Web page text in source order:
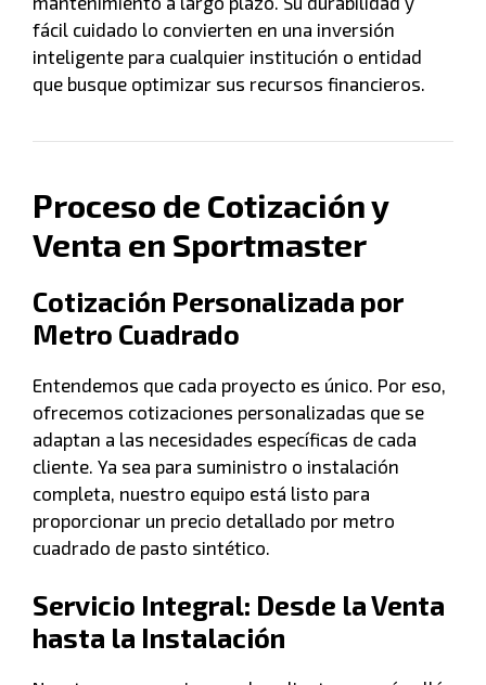
fácil cuidado lo convierten en una inversión
inteligente para cualquier institución o entidad
que busque optimizar sus recursos financieros.
Proceso de Cotización y
Venta en Sportmaster
Cotización Personalizada por
Metro Cuadrado
Entendemos que cada proyecto es único. Por eso,
ofrecemos cotizaciones personalizadas que se
adaptan a las necesidades específicas de cada
cliente. Ya sea para suministro o instalación
completa, nuestro equipo está listo para
proporcionar un precio detallado por metro
cuadrado de pasto sintético.
Servicio Integral: Desde la Venta
hasta la Instalación